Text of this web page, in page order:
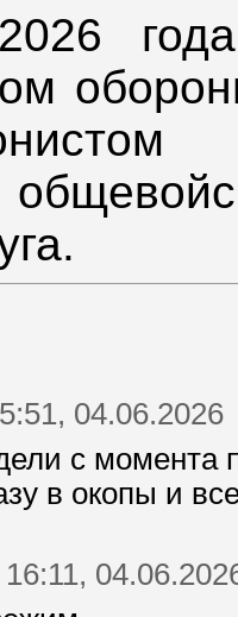
04.06.2026
с момента
в окопы и
16:11,